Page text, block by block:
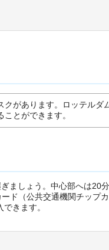
クがあります。ロッテルダ
とができます。
ましょう。中心部へは20
ド（公共交通機関チップ
きます。